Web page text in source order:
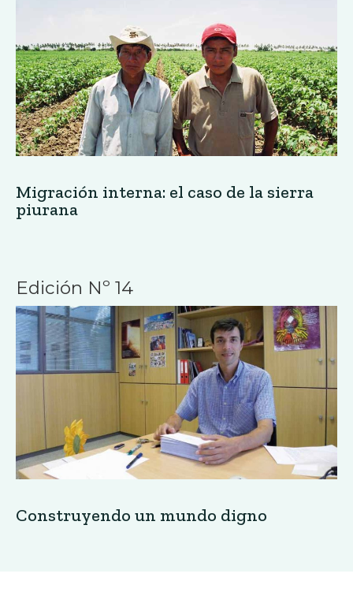
Migración interna: el caso de la sierra
piurana
Edición Nº 14
Construyendo un mundo digno